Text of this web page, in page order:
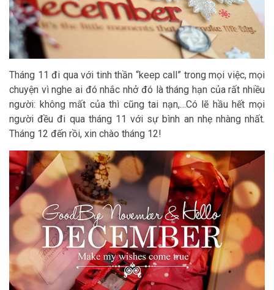
Tháng 11 đi qua với tinh thần “keep call” trong mọi việc, mọi
chuyện vì nghe ai đó nhắc nhở đó là tháng hạn của rất nhiều
người: không mất của thì cũng tai nạn,…Có lẽ hầu hết mọi
người đều đi qua tháng 11 với sự bình an nhẹ nhàng nhất.
Tháng 12 đến rồi, xin chào tháng 12!